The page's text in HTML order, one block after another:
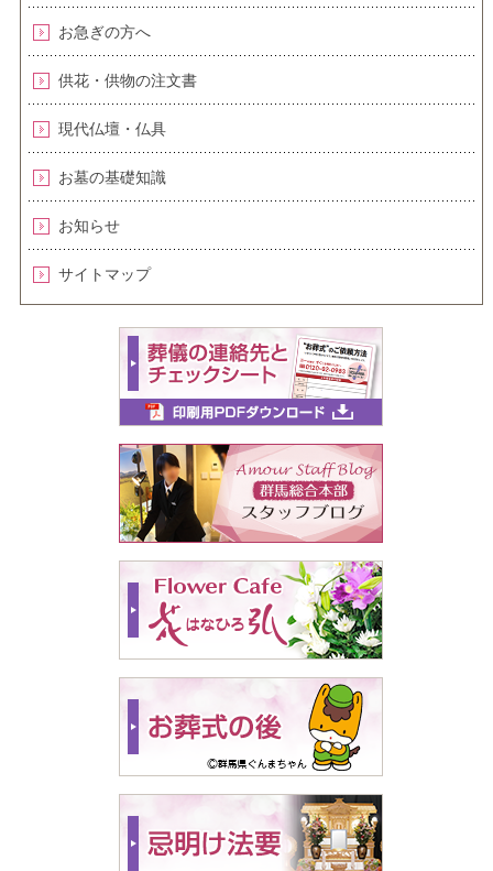
お急ぎの方へ
供花・供物の注文書
現代仏壇・仏具
お墓の基礎知識
お知らせ
サイトマップ